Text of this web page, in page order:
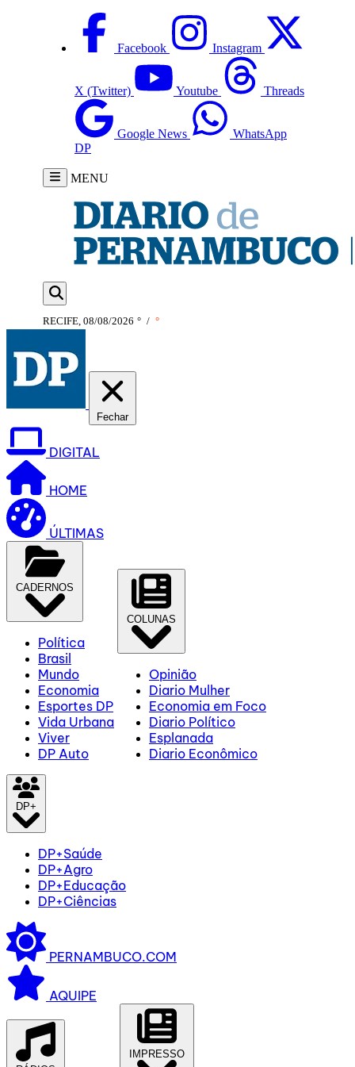
Facebook Instagram
X (Twitter) Youtube Threads
Google News
WhatsApp
DP
MENU
RECIFE, 08/08/2026 ° / °
Fechar
DIGITAL
HOME
ÚLTIMAS
CADERNOS
Política
Brasil
Mundo
Economia
Esportes DP
Vida Urbana
Viver
DP Auto
COLUNAS
Opinião
Diario Mulher
Economia em Foco
Diario Político
Esplanada
Diario Econômico
DP+
DP+Saúde
DP+Agro
DP+Educação
DP+Ciências
PERNAMBUCO.COM
AQUIPE
IMPRESSO